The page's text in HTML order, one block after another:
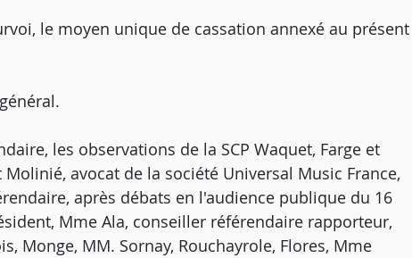
le moyen unique de cassation annexé au présent
les observations de la SCP Waquet, Farge et
Molinié, avocat de la société Universal Music France,
après débats en l'audience publique du 16
Mme Ala, conseiller référendaire rapporteur,
Monge, MM. Sornay, Rouchayrole, Flores, Mme